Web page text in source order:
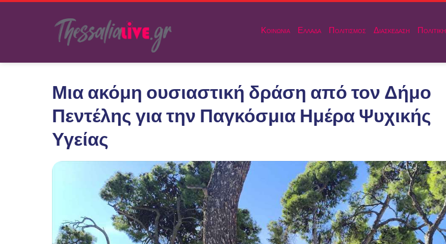
Κοινωνια Ελλαδα Πολιτισμος Διασκεδαση Πολιτικη
Μια ακόμη ουσιαστική δράση από τον Δήμο
Πεντέλης για την Παγκόσμια Ημέρα Ψυχικής
Υγείας